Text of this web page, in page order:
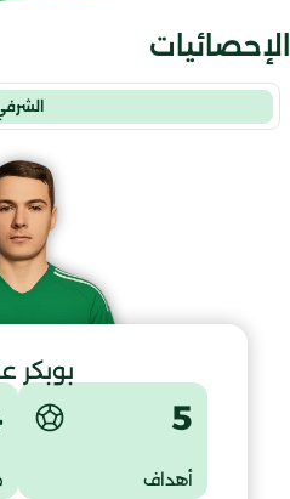
الإحصائيات
بوبكر
5
أهداف